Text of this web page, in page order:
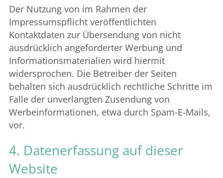
Der Nutzung von im Rahmen der
Impressumspflicht veröffentlichten
Kontaktdaten zur Übersendung von nicht
ausdrücklich angeforderter Werbung und
Informationsmaterialien wird hiermit
widersprochen. Die Betreiber der Seiten
behalten sich ausdrücklich rechtliche Schritte im
Falle der unverlangten Zusendung von
Werbeinformationen, etwa durch Spam-E-Mails,
vor.
4. Datenerfassung auf dieser
Website